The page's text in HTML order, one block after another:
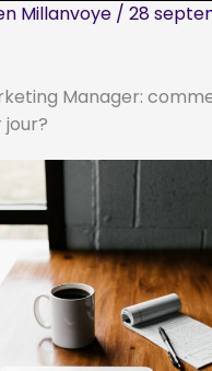
Millanvoye / 28
Manager: